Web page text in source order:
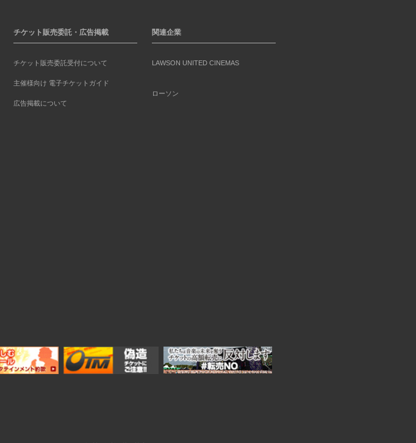
チケット販売委託・広告掲載
チケット販売委託受付について
主催様向け 電子チケットガイド
広告掲載について
関連企業
LAWSON UNITED CINEMAS
ローソン